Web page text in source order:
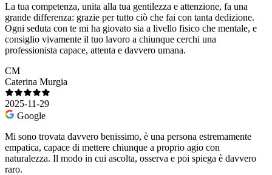
La tua competenza, unita alla tua gentilezza e attenzione, fa una
grande differenza: grazie per tutto ciò che fai con tanta dedizione.
Ogni seduta con te mi ha giovato sia a livello fisico che mentale, e
consiglio vivamente il tuo lavoro a chiunque cerchi una
professionista capace, attenta e davvero umana.
CM
Caterina Murgia
2025-11-29
Google
Mi sono trovata davvero benissimo, è una persona estremamente
empatica, capace di mettere chiunque a proprio agio con
naturalezza. Il modo in cui ascolta, osserva e poi spiega è davvero
raro.